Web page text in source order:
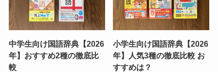
中学生向け国語辞典【2026
年】おすすめ2種の徹底比
較
小学生向け国語辞典【2026
年】人気3種の徹底比較 お
すすめは？